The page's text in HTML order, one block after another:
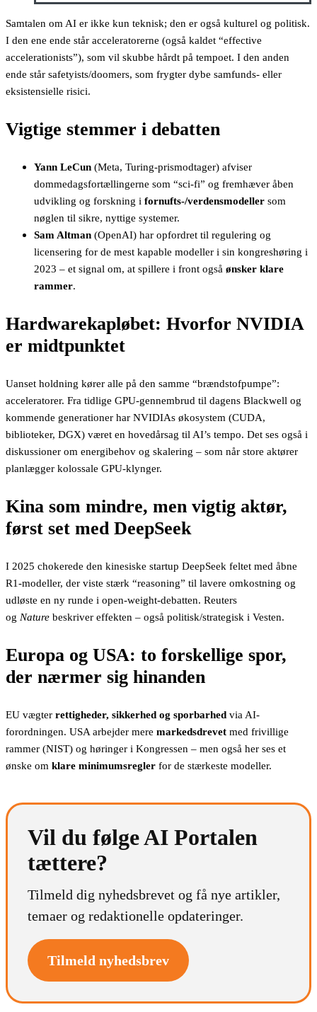
Samtalen om AI er ikke kun teknisk; den er også kulturel og politisk.
I den ene ende står acceleratorerne (også kaldet “effective
accelerationists”), som vil skubbe hårdt på tempoet. I den anden
ende står safetyists/doomers, som frygter dybe samfunds- eller
eksistensielle risici.
Vigtige stemmer i debatten
Yann LeCun (Meta, Turing-prismodtager) afviser
dommedagsfortællingerne som “sci-fi” og fremhæver åben
udvikling og forskning i fornufts-/verdensmodeller som
nøglen til sikre, nyttige systemer.
Sam Altman (OpenAI) har opfordret til regulering og
licensering for de mest kapable modeller i sin kongreshøring i
2023 – et signal om, at spillere i front også ønsker klare
rammer.
Hardwarekapløbet: Hvorfor NVIDIA
er midtpunktet
Uanset holdning kører alle på den samme “brændstofpumpe”:
acceleratorer. Fra tidlige GPU-gennembrud til dagens Blackwell og
kommende generationer har NVIDIAs økosystem (CUDA,
biblioteker, DGX) været en hovedårsag til AI’s tempo. Det ses også i
diskussioner om energibehov og skalering – som når store aktører
planlægger kolossale GPU-klynger.
Kina som mindre, men vigtig aktør,
først set med DeepSeek
I 2025 chokerede den kinesiske startup DeepSeek feltet med åbne
R1-modeller, der viste stærk “reasoning” til lavere omkostning og
udløste en ny runde i open-weight-debatten. Reuters
og Nature beskriver effekten – også politisk/strategisk i Vesten.
Europa og USA: to forskellige spor,
der nærmer sig hinanden
EU vægter rettigheder, sikkerhed og sporbarhed via AI-
forordningen. USA arbejder mere markedsdrevet med frivillige
rammer (NIST) og høringer i Kongressen – men også her ses et
ønske om klare minimumsregler for de stærkeste modeller.
Vil du følge AI Portalen
tættere?
Tilmeld dig nyhedsbrevet og få nye artikler,
temaer og redaktionelle opdateringer.
Tilmeld nyhedsbrev